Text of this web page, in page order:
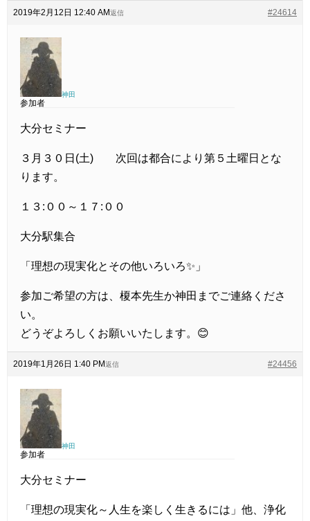
2019年2月12日 12:40 AM #24614
返信
神田
参加者
大分セミナー
３月３０日(土) 次回は都合により第５土曜日とな
ります。
１３:００～１７:００
大分駅集合
「理想の現実化とその他いろいろ✨」
参加ご希望の方は、榎本先生か神田までご連絡くださ
い。
どうぞよろしくお願いいたします。😊
2019年1月26日 1:40 PM #24456
返信
神田
参加者
大分セミナー
「理想の現実化～人生を楽しく生きるには」他、浄化